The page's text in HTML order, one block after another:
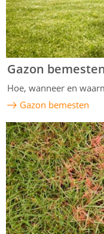
Gazon
Hoe, wanneer en
Gazon bemesten